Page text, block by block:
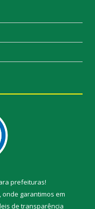
prefeituras!
onde garantimos em
leis de transparência